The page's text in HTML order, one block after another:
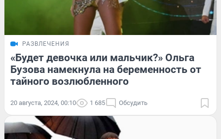
РАЗВЛЕЧЕНИЯ
«Будет девочка или мальчик?» Ольга
Бузова намекнула на беременность от
тайного возлюбленного
20 августа, 2024, 00:10 1 685 Обсудить